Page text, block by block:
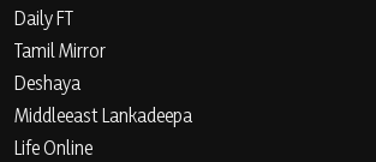
Daily FT
Tamil Mirror
Deshaya
Middleeast Lankadeepa
Life Online